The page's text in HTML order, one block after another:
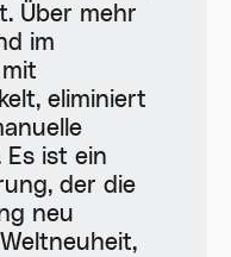
Über mehr
im
eliminiert
Es ist ein
der die
neu